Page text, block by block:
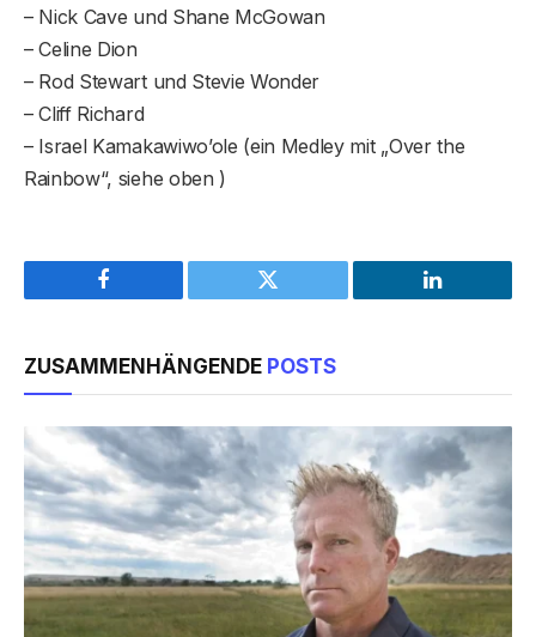
– Nick Cave und Shane McGowan
– Celine Dion
– Rod Stewart und Stevie Wonder
– Cliff Richard
– Israel Kamakawiwo’ole (ein Medley mit „Over the
Rainbow“, siehe oben )
Facebook Twitter LinkedIn
ZUSAMMENHÄNGENDE POSTS